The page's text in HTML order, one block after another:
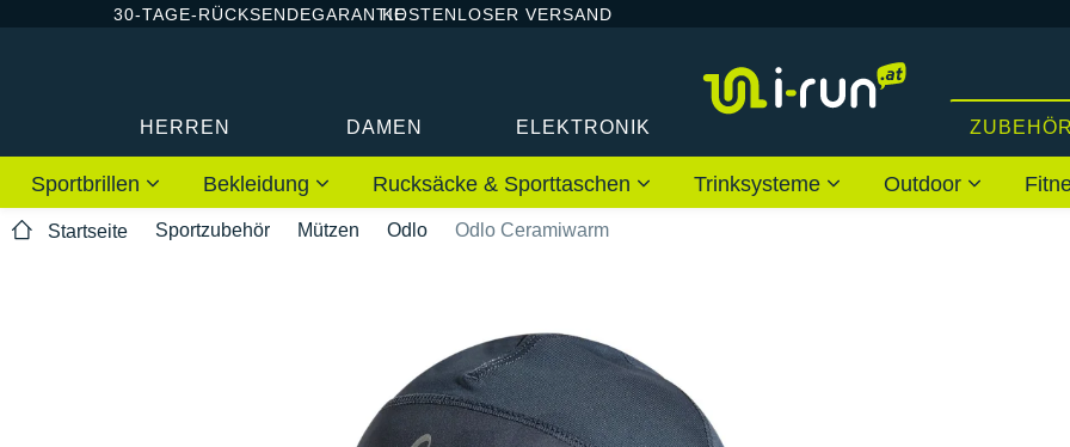
30-TAGE-RÜCKSENDEGARANTIEKOSTENLOSER VERSAND
HERREN DAMEN ELEKTRONIK
Sportbrillen Bekleidung Rucksäcke & Sporttaschen Trinksysteme Outdoor
Startseite Sportzubehör Mützen Odlo Odlo Ceramiwarm